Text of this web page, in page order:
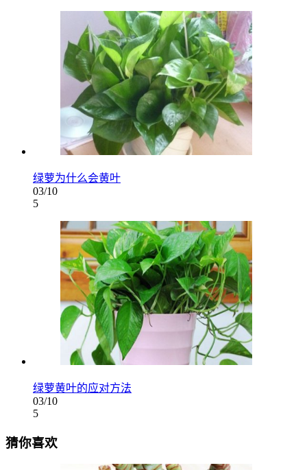
绿萝为什么会黄叶
03/10
5
绿萝黄叶的应对方法
03/10
5
猜你喜欢